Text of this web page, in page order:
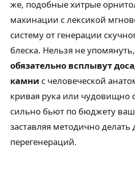
же, подобные хитрые
махинации с лексикой
систему от генерации
блеска. Нельзя не
обязательно всплывут
камни с человеческой
кривая рука или чудовищно
сильно бьют по бюджету
заставляя методично делать
перегенераций.